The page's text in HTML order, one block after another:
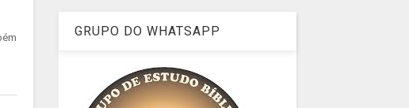
GRUPO DO WHATSAPP